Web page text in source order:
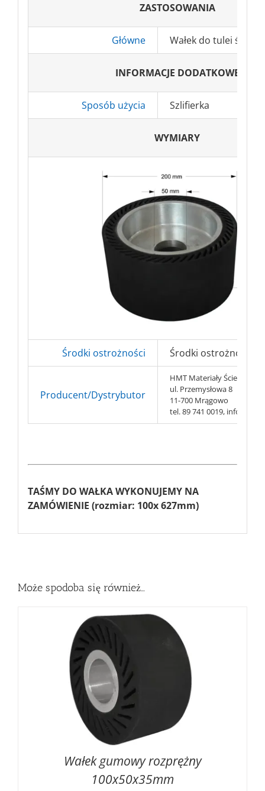
ZASTOSOWANIA
Główne Wałek do tulei
INFORMACJE DODATKOWE
Sposób użycia Szlifierka
WYMIARY
Środki ostrożności Środki ostrożności
Producent/Dystrybutor
HMT Materiały Ścierne s.c.
ul. Przemysłowa 8
11-700 Mrągowo
tel. 89 741 0019,
TAŚMY DO WAŁKA WYKONUJEMY NA
ZAMÓWIENIE (rozmiar: 100x 627mm)
Może spodoba się również…
Wałek gumowy rozprężny
100x50x35mm